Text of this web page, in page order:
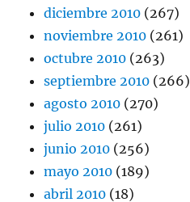
diciembre 2010 (267)
noviembre 2010 (261)
octubre 2010 (263)
septiembre 2010 (266)
agosto 2010 (270)
julio 2010 (261)
junio 2010 (256)
mayo 2010 (189)
abril 2010 (18)